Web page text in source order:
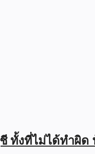
ทั้งที่ไม่ได้ทำผิด